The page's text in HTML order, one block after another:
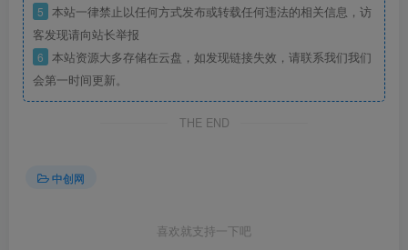
5 本站一律禁止以任何方式发布或转载任何违法的相关信息，访
客发现请向站长举报
6 本站资源大多存储在云盘，如发现链接失效，请联系我们我们
会第一时间更新。
THE END
中创网
喜欢就支持一下吧